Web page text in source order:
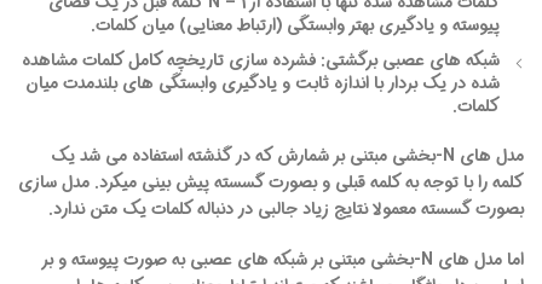
پیوسته و یادگیری بهتر وابستگی (ارتباط معنایی) میان کلمات.
شبکه های عصبی برگشتی: فشرده سازی تاریخچه کامل کلمات مشاهده
شده در یک بردار با اندازه ثابت و یادگیری وابستگی های بلندمدت میان
کلمات.
مدل های N-بخشی مبتنی بر شمارش که در گذشته استفاده می شد یک
کلمه را با توجه به کلمه قبلی و بصورت گسسته پیش بینی میکرد. مدل سازی
بصورت گسسته معمولا نتایج زیاد جالبی در دنباله کلمات یک متن ندارد.
اما مدل های N-بخشی مبتنی بر شبکه های عصبی به صورت پیوسته و بر